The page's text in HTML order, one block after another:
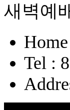
새벽예
Tel :